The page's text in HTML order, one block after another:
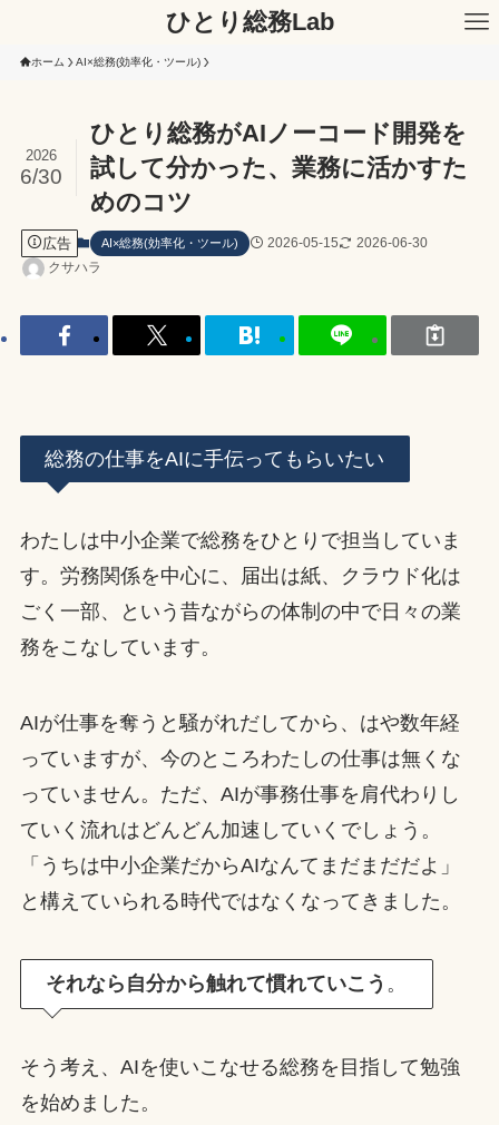
ひとり総務Lab
ホーム AI×総務(効率化・ツール)
ひとり総務がAIノーコード開発を
試して分かった、業務に活かすた
めのコツ
2026
6/30
広告 AI×総務(効率化・ツール) 2026-05-15
2026-06-30
クサハラ
総務の仕事をAIに手伝ってもらいたい
わたしは中小企業で総務をひとりで担当していま
す。労務関係を中心に、届出は紙、クラウド化は
ごく一部、という昔ながらの体制の中で日々の業
務をこなしています。
AIが仕事を奪うと騒がれだしてから、はや数年経
っていますが、今のところわたしの仕事は無くな
っていません。ただ、AIが事務仕事を肩代わりし
ていく流れはどんどん加速していくでしょう。
「うちは中小企業だからAIなんてまだまだだよ」
と構えていられる時代ではなくなってきました。
それなら自分から触れて慣れていこう 。
そう考え、AIを使いこなせる総務を目指して勉強
を始めました。